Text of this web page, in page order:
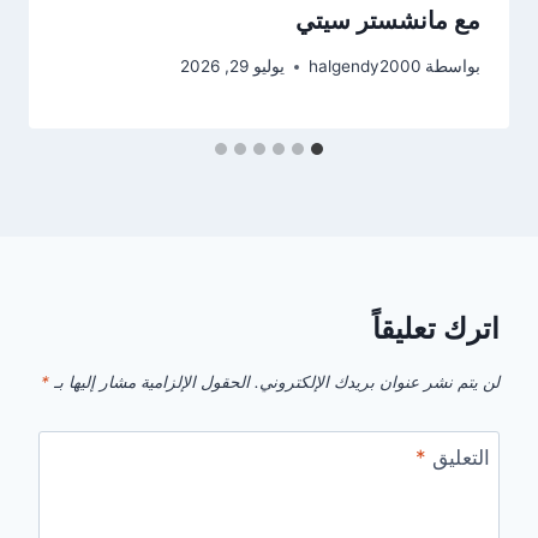
مع مانشستر سيتي
بواسطة halgendy2000 يوليو 29, 2026
اترك تعليقاً
لن يتم نشر عنوان بريدك الإلكتروني. الحقول الإلزامية مشار إليها بـ *
التعليق *